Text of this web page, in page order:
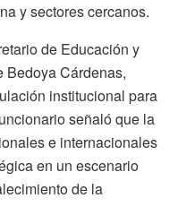
y sectores cercanos.
de Educación y
Bedoya Cárdenas,
institucional para
señaló que la
e internacionales
en un escenario
de la